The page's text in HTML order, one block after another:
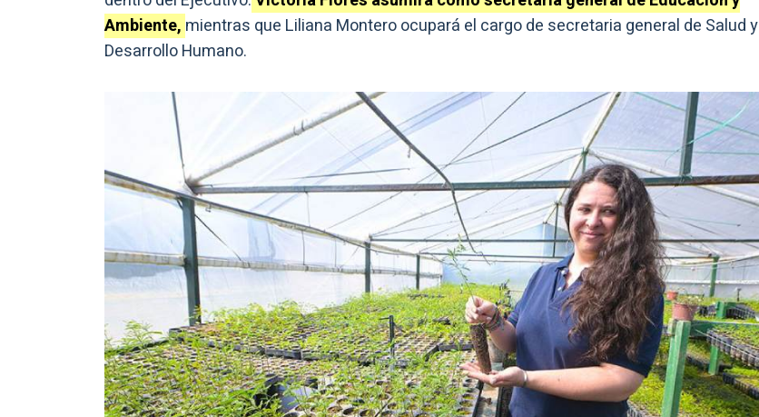
Ambiente, mientras que Liliana Montero ocupará el cargo de secretaria general de Salud y
Desarrollo Humano.